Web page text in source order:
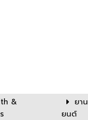
&
ยาน
ยนต์